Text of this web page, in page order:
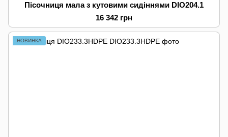
Пісочниця мала з кутовими сидіннями DIO204.1
16 342 грн
НОВИНКА